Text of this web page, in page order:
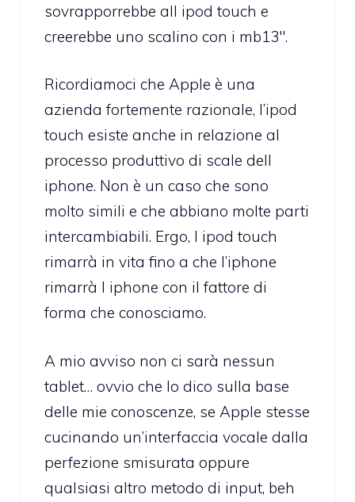
sovrapporrebbe all ipod touch e
creerebbe uno scalino con i mb13″.
Ricordiamoci che Apple è una
azienda fortemente razionale, l’ipod
touch esiste anche in relazione al
processo produttivo di scale dell
iphone. Non è un caso che sono
molto simili e che abbiano molte parti
intercambiabili. Ergo, l ipod touch
rimarrà in vita fino a che l’iphone
rimarrà l iphone con il fattore di
forma che conosciamo.
A mio avviso non ci sarà nessun
tablet… ovvio che lo dico sulla base
delle mie conoscenze, se Apple stesse
cucinando un’interfaccia vocale dalla
perfezione smisurata oppure
qualsiasi altro metodo di input, beh